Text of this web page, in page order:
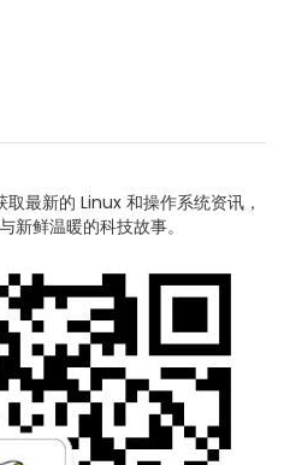
最新的 Linux 和操作系统资讯，
新鲜温暖的科技故事。